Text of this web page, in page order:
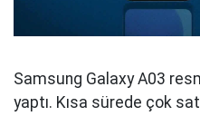
Samsung Galaxy A03
yaptı. Kısa sürede çok